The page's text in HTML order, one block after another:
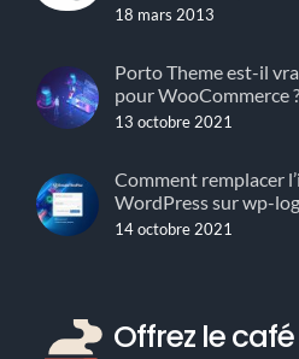
18 mars 2013
Porto Theme est-il
pour WooCommerce ?
13 octobre 2021
Comment remplacer
WordPress sur wp-
14 octobre 2021
Offrez le café